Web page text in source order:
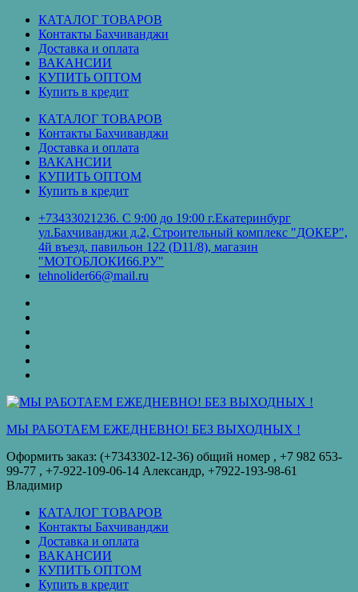
Перейти
содержимому
КАТАЛОГ ТОВАРОВ
Контакты Бахчиванджи
Доставка и оплата
ВАКАНСИИ
КУПИТЬ ОПТОМ
Купить в кредит
КАТАЛОГ ТОВАРОВ
Контакты Бахчиванджи
Доставка и оплата
ВАКАНСИИ
КУПИТЬ ОПТОМ
Купить в кредит
+73433021236. С 9:00 до 19:00 г.Екатеринбург
ул.Бахчиванджи д.2, Строительный комплекс "ДОКЕР",
4й въезд, павильон 122 (D11/8), магазин
"МОТОБЛОКИ66.РУ"
tehnolider66@mail.ru
кредит
МЫ РАБОТАЕМ ЕЖЕДНЕВНО! БЕЗ ВЫХОДНЫХ !
Оформить заказ: (+7343302-12-36) общий номер , ‪+7 982 653-
99-77‬ , +7-922-109-06-14 Александр, +7922-193-98-61
Владимир
КАТАЛОГ ТОВАРОВ
Контакты Бахчиванджи
Доставка и оплата
ВАКАНСИИ
КУПИТЬ ОПТОМ
Купить в кредит